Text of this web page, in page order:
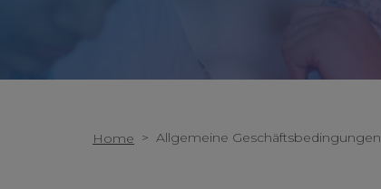
Home > Allgemeine Geschäftsbedingungen